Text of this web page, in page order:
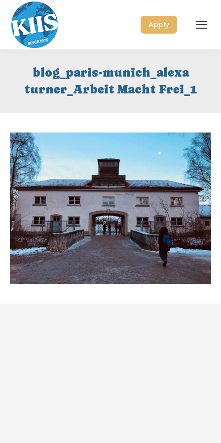
Apply
blog_paris-munich_alexa
turner_Arbeit Macht Frei_1